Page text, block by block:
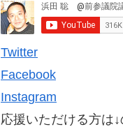
Twitter
Facebook
Instagram
応援いただける方は